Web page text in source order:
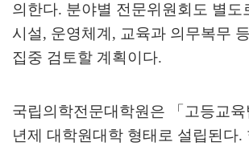
의한다. 분야별 전문위원회도 별도
시설, 운영체계 , 교육과 의무복무
집중 검토할 계획이다.
국립의학전문대학원은 「 고등교육
년제 대학원대학 형태로 설립된다.